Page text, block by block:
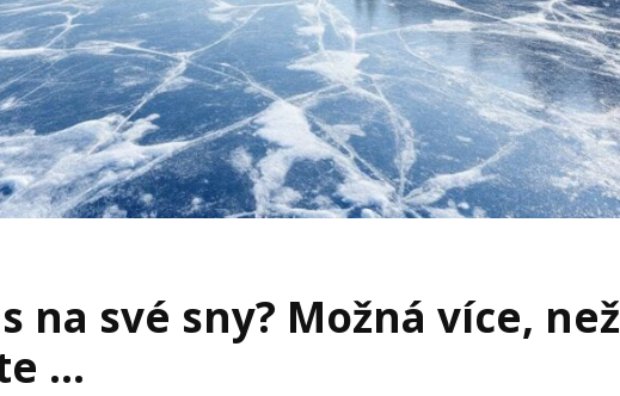
na své sny? Možná více, než
…